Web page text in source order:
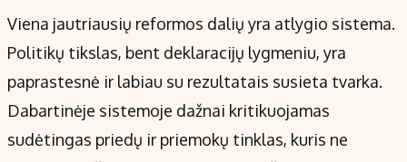
Viena jautriausių reformos dalių yra atlygio sistema.
Politikų tikslas, bent deklaracijų lygmeniu, yra
paprastesnė ir labiau su rezultatais susieta tvarka.
Dabartinėje sistemoje dažnai kritikuojamas
sudėtingas priedų ir priemokų tinklas, kuris ne